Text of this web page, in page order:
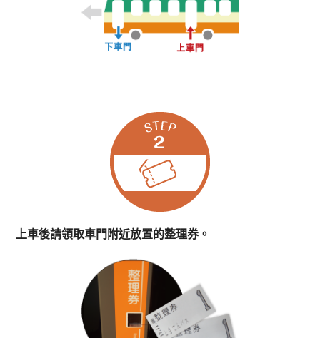
上車後請領取車門附近放置的整理券。